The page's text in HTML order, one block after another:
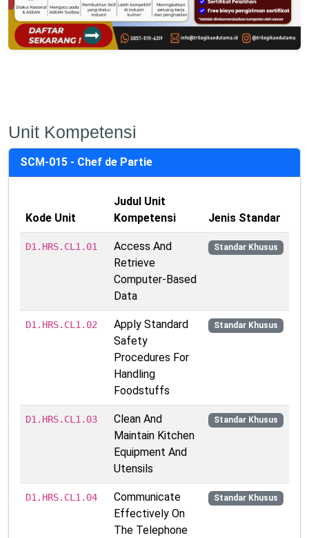
Unit Kompetensi
SCM-015 - Chef de Partie
Kode Unit
Judul Unit
Kompetensi
Jenis Standar
D1.HRS.CL1.01
Access And
Retrieve
Computer-Based
Data
Standar Khusus
D1.HRS.CL1.02
Apply Standard
Safety
Procedures For
Handling
Foodstuffs
Standar Khusus
D1.HRS.CL1.03
Clean And
Maintain Kitchen
Equipment And
Utensils
Standar Khusus
D1.HRS.CL1.04
Communicate
Effectively On
The Telephone
Standar Khusus